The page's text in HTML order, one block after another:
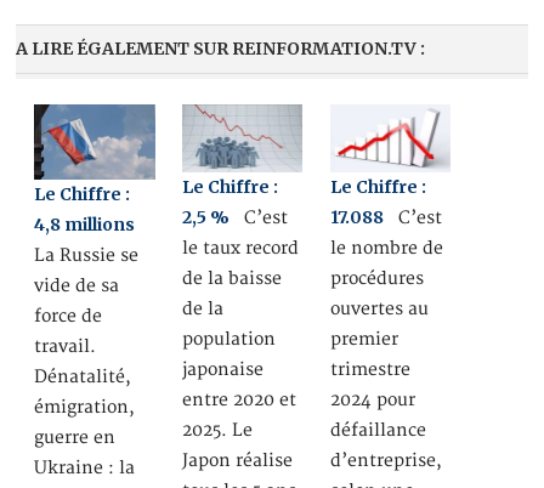
A LIRE ÉGALEMENT SUR REINFORMATION.TV :
Le Chiffre :
4,8 millions
La Russie se
vide de sa
force de
travail.
Dénatalité,
émigration,
guerre en
Ukraine : la
Le Chiffre :
2,5 % C’est
le taux record
de la baisse
de la
population
japonaise
entre 2020 et
2025. Le
Japon réalise
Le Chiffre :
17.088 C’est
le nombre de
procédures
ouvertes au
premier
trimestre
2024 pour
défaillance
d’entreprise,